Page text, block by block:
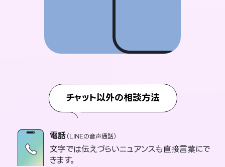
チャット以外の相談方法
電話（LINEの音声通話）
文字では伝えづらいニュアンスも直接言葉にで
きます。